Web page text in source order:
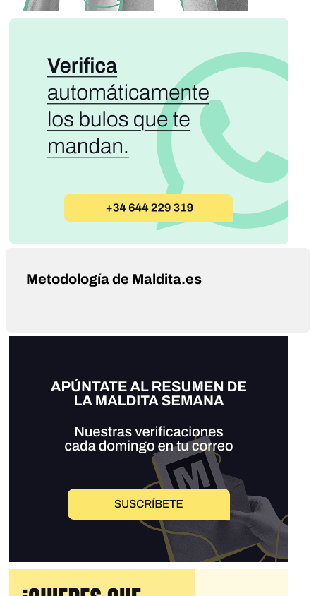
Metodología de Maldita.es